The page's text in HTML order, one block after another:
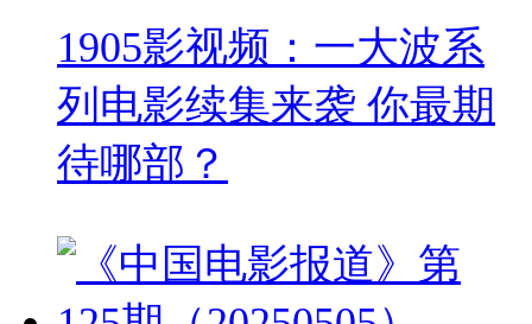
1905影视频：一大波系
列电影续集来袭 你最期
待哪部？